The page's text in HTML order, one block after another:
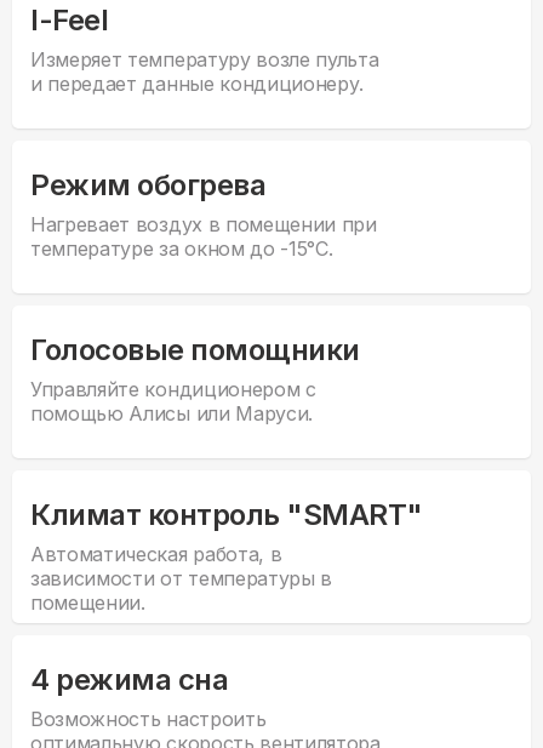
I-Feel
Измеряет температуру возле пульта
и передает данные кондиционеру.
Режим обогрева
Нагревает воздух в помещении при
температуре за окном до -15°С.
Голосовые помощники
Управляйте кондиционером с
помощью Алисы или Маруси.
Климат контроль "SMART"
Автоматическая работа, в
зависимости от температуры в
помещении.
4 режима сна
Возможность настроить
оптимальную скорость вентилятора